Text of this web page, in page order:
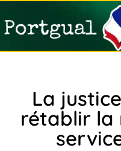
La
rétablir la